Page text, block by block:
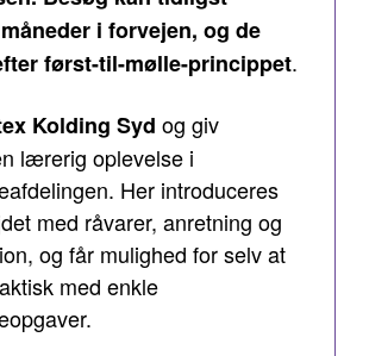
i forvejen, og de
først-til-mølle-princippet.
Kolding Syd og giv
lærerig oplevelse i
Her introduceres
med råvarer, anretning og
og får mulighed for selv at
med enkle